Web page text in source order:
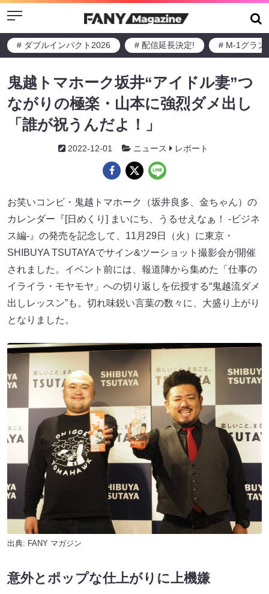
Menu
# ダブルインパクト2026 # 配信延長決定! # M-1グラン
鬼越トマホーク坂井“アイドル妻”つ
ながりの極楽・山本に強烈ダメ出し
「誰が祝うんだよ！」
2022-12-01 ニュース レポート
お笑いコンビ・鬼越トマホーク（坂井良多、金ちゃん）の
カレンダー『[日めくり] まいにち、うるせえなぁ！ ‐ビジネ
ス編‐』の発売を記念して、11月29日（火）に東京・
SHIBUYA TSUTAYAでサイン&ツーショット撮影会が開催
されました。イベント前には、報道陣から集めた「仕事の
イライラ・モヤモヤ」への切り返しを伝授する“鬼越流ダメ
出しレッスン”も。切れ味鋭い言葉の数々に、大盛り上がり
となりました。
出典: FANY マガジン
意外とポップな仕上がりに上機嫌